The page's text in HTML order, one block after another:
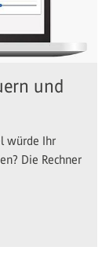
und
würde Ihr
Die Rechner